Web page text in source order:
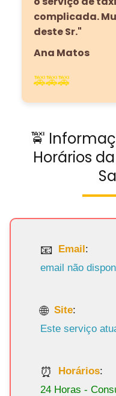
complicada.
deste Sr."
Ana Matos
🚕🚕🚕
🚖
Horários
Email:
email não
Site:
Este serviço
Horários:
24 Horas -